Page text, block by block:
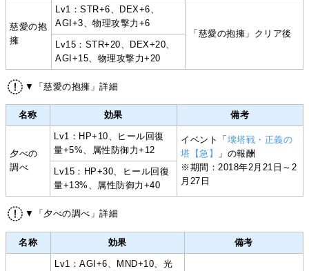
慈愛の抱
擁
Lv1：STR+6、DEX+6、
AGI+3、物理攻撃力+6
「慈愛の抱擁」クリア後
Lv15：STR+20、DEX+20、
AGI+15、物理攻撃力+20
▼「慈愛の抱擁」詳細
名称 効果 備考
夕べの
調べ
Lv1：HP+10、ヒール回復
量+5%、属性防御力+12
イベント「 壊塔戦・正義の
塔【急】
」の報酬
※期間：2018年2月21日～2
月27日
Lv15：HP+30、ヒール回復
量+13%、属性防御力+40
▼「夕べの調べ」詳細
名称 効果 備考
Lv1：AGI+6、MND+10、光